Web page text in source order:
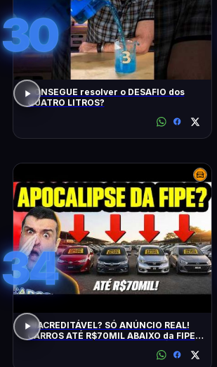
30
CONSEGUE resolver o DESAFIO dos
QUATRO LITROS?
34
INACREDITÁVEL? SÓ ANÚNCIO REAL!
CARROS ATÉ R$70MIL ABAIXO da FIPE: